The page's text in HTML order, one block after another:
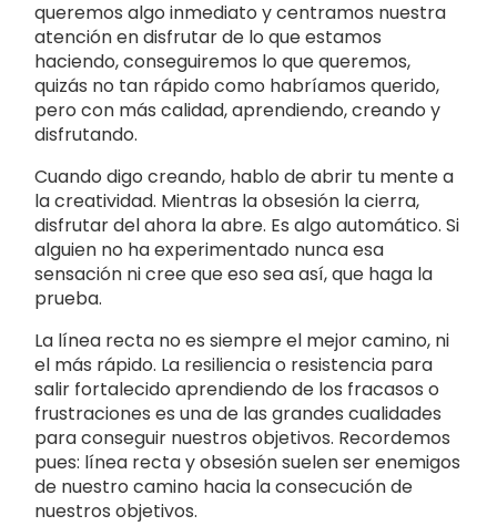
queremos algo inmediato y centramos nuestra
atención en disfrutar de lo que estamos
haciendo, conseguiremos lo que queremos,
quizás no tan rápido como habríamos querido,
pero con más calidad, aprendiendo, creando y
disfrutando.
Cuando digo creando, hablo de abrir tu mente a
la creatividad. Mientras la obsesión la cierra,
disfrutar del ahora la abre. Es algo automático. Si
alguien no ha experimentado nunca esa
sensación ni cree que eso sea así, que haga la
prueba.
La línea recta no es siempre el mejor camino, ni
el más rápido. La resiliencia o resistencia para
salir fortalecido aprendiendo de los fracasos o
frustraciones es una de las grandes cualidades
para conseguir nuestros objetivos. Recordemos
pues: línea recta y obsesión suelen ser enemigos
de nuestro camino hacia la consecución de
nuestros objetivos.